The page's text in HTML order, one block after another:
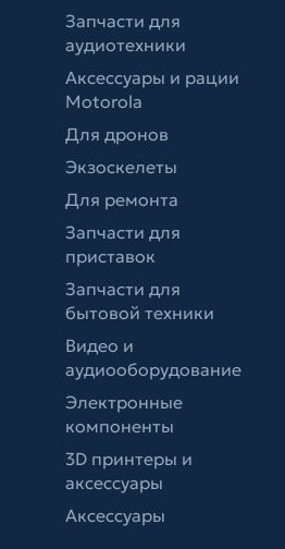
Запчасти для
аудиотехники
Аксессуары и рации
Motorola
Для дронов
Экзоскелеты
Для ремонта
Запчасти для
приставок
Запчасти для
бытовой техники
Видео и
аудиооборудование
Электронные
компоненты
3D принтеры и
аксессуары
Аксессуары